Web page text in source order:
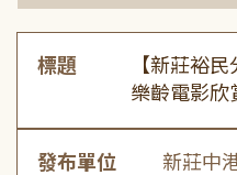
標題
【新莊裕
樂齡電影欣
發布單位 新莊中